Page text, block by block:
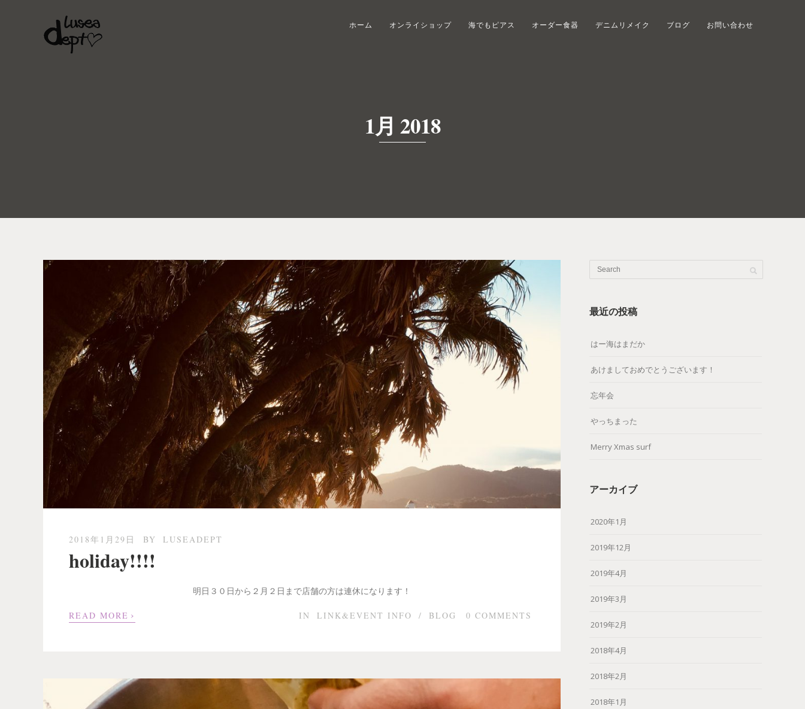
ホーム オンライショップ 海でもピアス オーダー食器 デニムリメイク ブログ お問い合わせ
1月 2018
2018年1月29日 BY LUSEADEPT
holiday!!!!
明日３０日から２月２日まで店舗の方は連休になります！
READ MORE › IN LINK&EVENT INFO / BLOG 0 COMMENTS
最近の投稿
はー海はまだか
あけましておめでとうございます！
忘年会
やっちまった
Merry Xmas surf
アーカイブ
2020年1月
2019年12月
2019年4月
2019年3月
2019年2月
2018年4月
2018年2月
2018年1月